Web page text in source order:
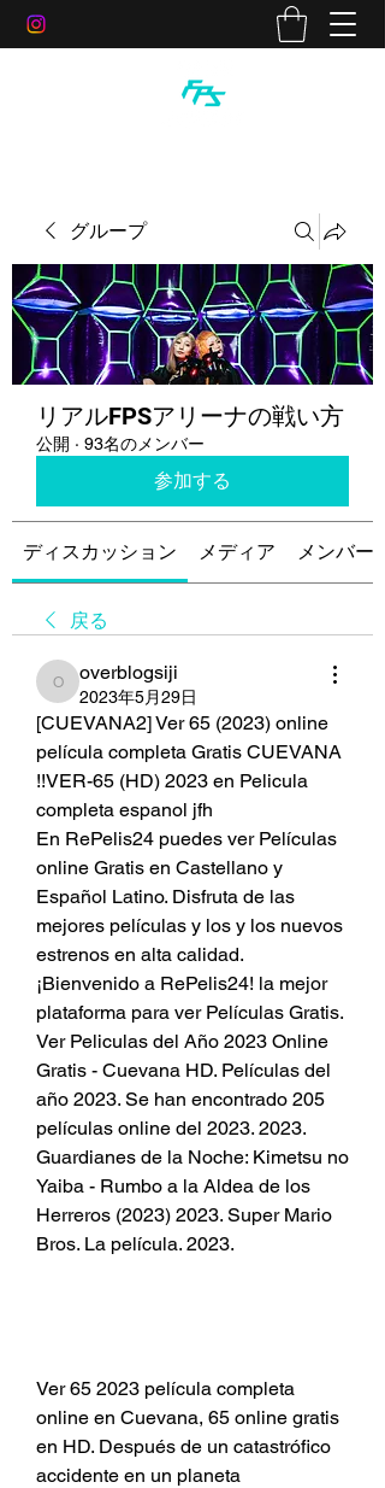
グループ
リアルFPSアリーナの戦い方
公開 · 93名のメンバー
参加する
ディスカッション メディア メンバー
戻る
overblogsiji
overblogsiji
2023年5月29日
[CUEVANA2] Ver 65 (2023) online
película completa Gratis CUEVANA
!!VER-65 (HD) 2023 en Pelicula
completa espanol jfh
En RePelis24 puedes ver Películas
online Gratis en Castellano y
Español Latino. Disfruta de las
mejores películas y los y los nuevos
estrenos en alta calidad.
¡Bienvenido a RePelis24! la mejor
plataforma para ver Películas Gratis.
Ver Peliculas del Año 2023 Online
Gratis - Cuevana HD. Películas del
año 2023. Se han encontrado 205
películas online del 2023. 2023.
Guardianes de la Noche: Kimetsu no
Yaiba - Rumbo a la Aldea de los
Herreros (2023) 2023. Super Mario
Bros. La película. 2023.
Ver 65 2023 película completa
online en Cuevana, 65 online gratis
en HD. Después de un catastrófico
accidente en un planeta